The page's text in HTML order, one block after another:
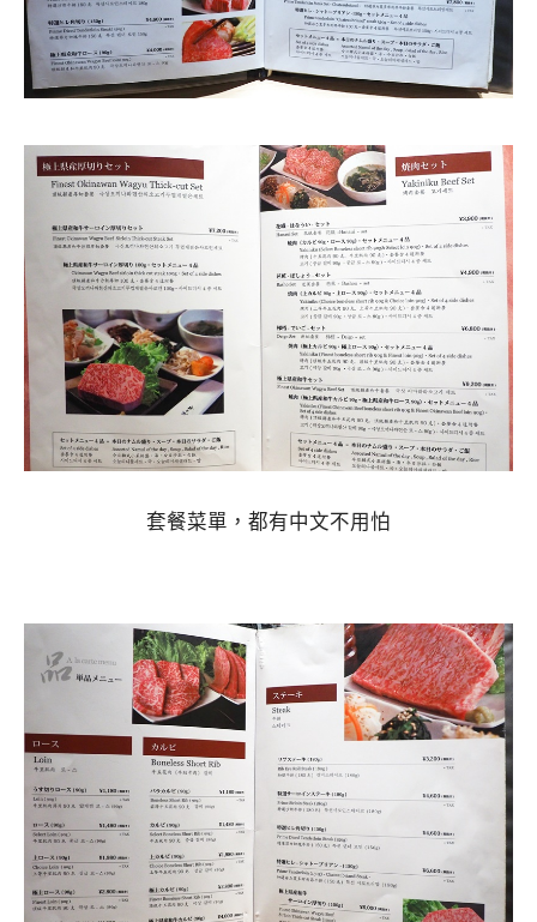
套餐菜單，都有中文不用怕